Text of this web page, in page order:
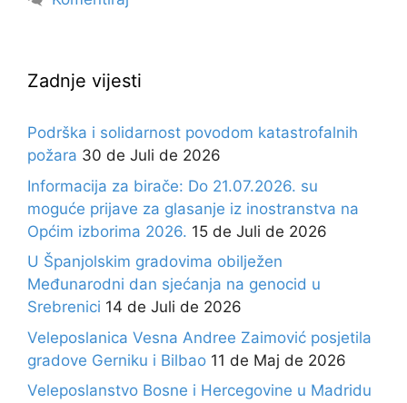
Zadnje vijesti
Podrška i solidarnost povodom katastrofalnih
požara 30 de Juli de 2026
Informacija za birače: Do 21.07.2026. su
moguće prijave za glasanje iz inostranstva na
Općim izborima 2026. 15 de Juli de 2026
U Španjolskim gradovima obilježen
Međunarodni dan sjećanja na genocid u
Srebrenici 14 de Juli de 2026
Veleposlanica Vesna Andree Zaimović posjetila
gradove Gerniku i Bilbao 11 de Maj de 2026
Veleposlanstvo Bosne i Hercegovine u Madridu